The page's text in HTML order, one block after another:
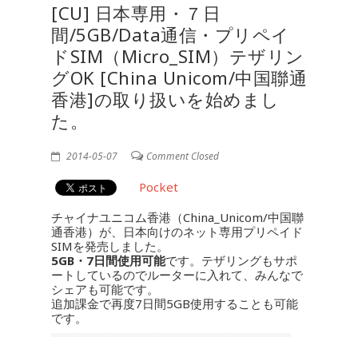
[CU] 日本専用・７日
間/5GB/Data通信・プリペイ
ドSIM（Micro_SIM）テザリン
グOK [China Unicom/中国聯通
香港]の取り扱いを始めまし
た。
2014-05-07 Comment Closed
Pocket
チャイナユニコム香港（China_Unicom/中国聯
通香港）が、日本向けのネット専用プリペイド
SIMを発売しました。
5GB・7日間使用可能です。テザリングもサポ
ートしているのでルーターに入れて、みんなで
シェアも可能です。
追加課金で再度7日間5GB使用することも可能
です。